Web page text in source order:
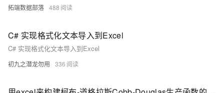
拓端数据部落 488
C# 实现格式化文本导入到Excel
C# 实现格式化文本导入到Excel
初九之潜龙勿用 336